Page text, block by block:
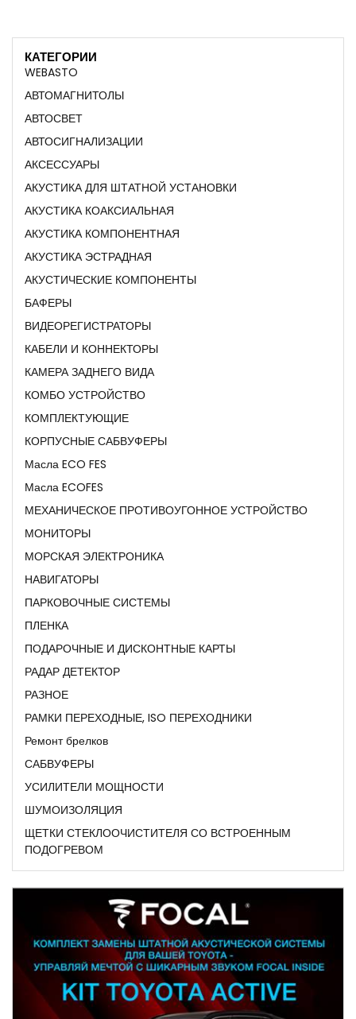
КАТЕГОРИИ
WEBASTO
АВТОМАГНИТОЛЫ
АВТОСВЕТ
АВТОСИГНАЛИЗАЦИИ
АКСЕССУАРЫ
АКУСТИКА ДЛЯ ШТАТНОЙ УСТАНОВКИ
АКУСТИКА КОАКСИАЛЬНАЯ
АКУСТИКА КОМПОНЕНТНАЯ
АКУСТИКА ЭСТРАДНАЯ
АКУСТИЧЕСКИЕ КОМПОНЕНТЫ
БАФЕРЫ
ВИДЕОРЕГИСТРАТОРЫ
КАБЕЛИ И КОННЕКТОРЫ
КАМЕРА ЗАДНЕГО ВИДА
КОМБО УСТРОЙСТВО
КОМПЛЕКТУЮЩИЕ
КОРПУСНЫЕ САБВУФЕРЫ
Масла ECO FES
Масла ECOFES
МЕХАНИЧЕСКОЕ ПРОТИВОУГОННОЕ УСТРОЙСТВО
МОНИТОРЫ
МОРСКАЯ ЭЛЕКТРОНИКА
НАВИГАТОРЫ
ПАРКОВОЧНЫЕ СИСТЕМЫ
ПЛЕНКА
ПОДАРОЧНЫЕ И ДИСКОНТНЫЕ КАРТЫ
РАДАР ДЕТЕКТОР
РАЗНОЕ
РАМКИ ПЕРЕХОДНЫЕ, ISO ПЕРЕХОДНИКИ
Ремонт брелков
САБВУФЕРЫ
УСИЛИТЕЛИ МОЩНОСТИ
ШУМОИЗОЛЯЦИЯ
ЩЕТКИ СТЕКЛООЧИСТИТЕЛЯ СО ВСТРОЕННЫМ
ПОДОГРЕВОМ